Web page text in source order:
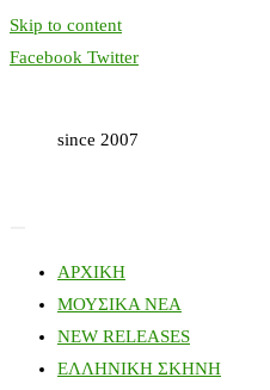
Skip to content
Facebook Twitter
since 2007
ΑΡΧΙΚΗ
ΜΟΥΣΙΚΑ ΝΕΑ
NEW RELEASES
ΕΛΛΗΝΙΚΗ ΣΚΗΝΗ